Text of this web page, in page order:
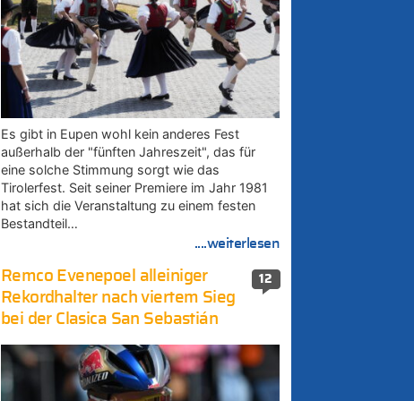
Es gibt in Eupen wohl kein anderes Fest
außerhalb der "fünften Jahreszeit", das für
eine solche Stimmung sorgt wie das
Tirolerfest. Seit seiner Premiere im Jahr 1981
hat sich die Veranstaltung zu einem festen
Bestandteil…
....weiterlesen
12
Remco Evenepoel alleiniger
Rekordhalter nach viertem Sieg
bei der Clasica San Sebastián